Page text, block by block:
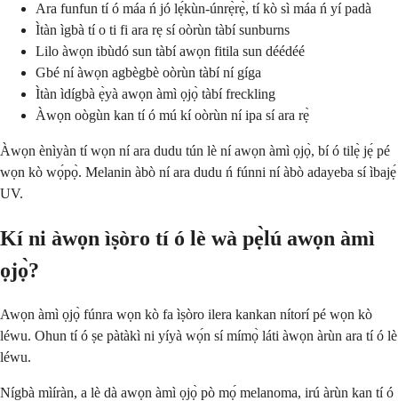
Ara funfun tí ó máa ń jó lẹ́kùn-únrẹ̀rẹ̀, tí kò sì máa ń yí padà
Ìtàn ìgbà tí o ti fi ara rẹ sí oòrùn tàbí sunburns
Lilo àwọn ibùdó sun tàbí awọn fitila sun déédéé
Gbé ní àwọn agbègbè oòrùn tàbí ní gíga
Ìtàn ìdígbà ẹ̀yà awọn àmì ọjọ̀ tàbí freckling
Àwọn oògùn kan tí ó mú kí oòrùn ní ipa sí ara rẹ̀
Àwọn ènìyàn tí wọn ní ara dudu tún lè ní awọn àmì ọjọ̀, bí ó tilẹ̀ jẹ́ pé
wọn kò wọ́pọ̀. Melanin àbò ní ara dudu ń fúnni ní àbò adayeba sí ìbajẹ́
UV.
Kí ni àwọn ìṣòro tí ó lè wà pẹ̀lú awọn àmì
ọjọ̀?
Awọn àmì ọjọ̀ fúnra wọn kò fa ìṣòro ilera kankan nítorí pé wọn kò
léwu. Ohun tí ó ṣe pàtàkì ni yíyà wọ́n sí mímọ̀ láti àwọn àrùn ara tí ó lè
léwu.
Nígbà mìíràn, a lè dà awọn àmì ọjọ̀ pò mọ́ melanoma, irú àrùn kan tí ó